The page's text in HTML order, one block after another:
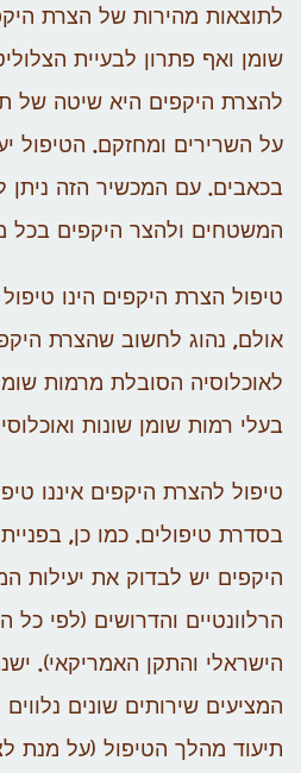
לתוצאות מהירות של הצרת
שומן ואף פתרון לבעיית
להצרת היקפים היא שיטה של
על השרירים ומחזקם. הטיפול
בכאבים. עם המכשיר הזה ניתן
המשטחים ולהצר היקפים בכל
טיפול הצרת היקפים הינו
אולם, נהוג לחשוב שהצרת
לאוכלוסיה הסובלת מרמות
בעלי רמות שומן שונות
טיפול להצרת היקפים איננו
בסדרת טיפולים. כמו כן,
היקפים יש לבדוק את יעילות
הרלוונטיים והדרושים (לפי
הישראלי והתקן האמריקאי).
המציעים שירותים שונים
תיעוד מהלך הטיפול (על מנת